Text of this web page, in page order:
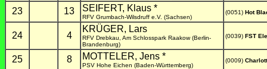
23 13 SEIFERT, Klaus *
RFV Grumbach-Wilsdruff e.V. (Sachsen)
(0051) Hot
24 4
KRÜGER, Lars
RFV Drebkau, Am Schlosspark Raakow (Berlin-
Brandenburg)
(0039) FST
25 8 MOTTELER, Jens *
PSV Hohe Eichen (Baden-Württemberg)
(0009)